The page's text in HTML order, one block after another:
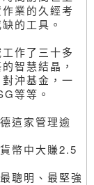
業的久經考
的工具。
作了三十多
智慧結晶，
沖基金，一
等等。
這家管理逾
幣中大賺2.5
聰明、最堅強